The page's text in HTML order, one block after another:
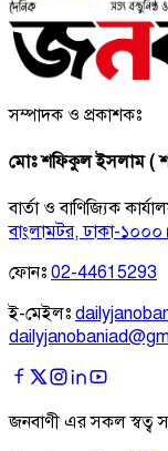
সম্পাদক ও প্রকাশকঃ
মোঃ শফিকুল ইসলাম (
বার্তা ও বাণিজ্যিক
বাংলামটর, ঢাকা-১০০০।
ফোনঃ 02-44615293
ই-মেইলঃ
জনবাণী এর সকল স্বত্ব